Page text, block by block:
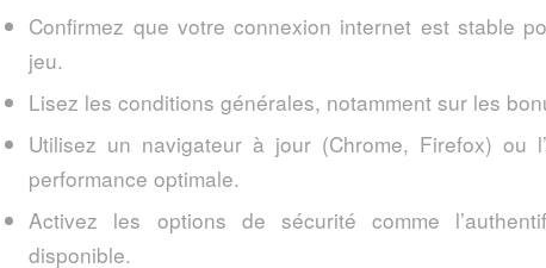
Confirmez que votre connexion internet est stable
jeu.
Lisez les conditions générales, notamment sur les
Utilisez un navigateur à jour (Chrome, Firefox) ou
performance optimale.
Activez les options de sécurité comme
disponible.